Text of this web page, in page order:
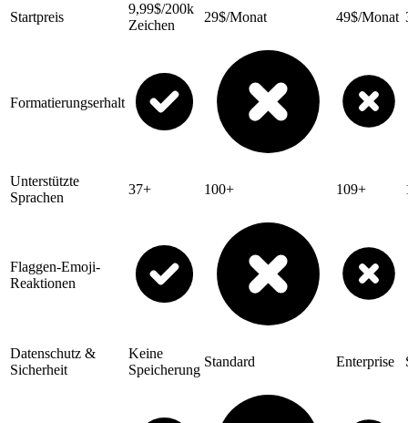
Startpreis
9,99$/200k
Zeichen
29$/Monat 49$/Monat
Formatierungserhalt
Unterstützte
Sprachen
37+ 100+ 109+
Flaggen-Emoji-
Reaktionen
Datenschutz &
Sicherheit
Keine
Speicherung
Standard Enterprise